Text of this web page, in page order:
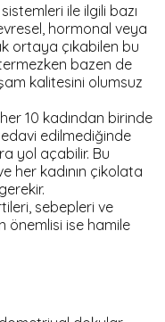
ile ilgili bazı
hormonal veya
ortaya çıkabilen bu
bazen de
kalitesini olumsuz
10 kadından birinde
edilmediğinde
yol açabilir. Bu
her kadının çikolata
sebepleri ve
önemlisi ise hamile